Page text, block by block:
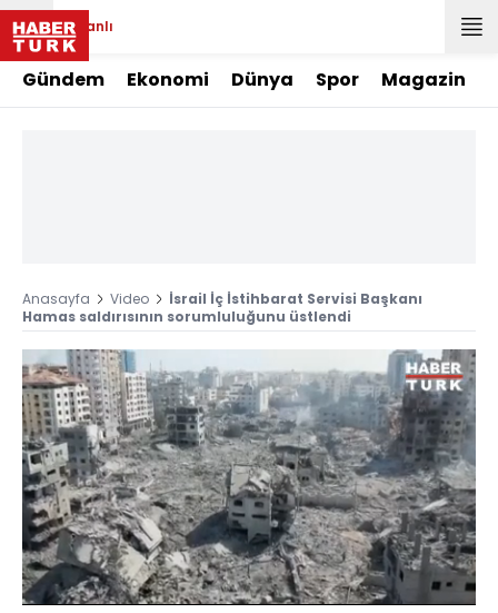
Canlı
Gündem Ekonomi Dünya Spor Magazin
Anasayfa Video
İsrail İç İstihbarat Servisi Başkanı
Hamas saldırısının sorumluluğunu üstlendi
Sesi
Aç
Yüklendi:
100.00%
Oynatma
Hızı